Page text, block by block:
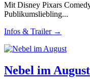
Mit Disney Pixars
Publikumsliebling...
Infos & Trailer →
Nebel im August